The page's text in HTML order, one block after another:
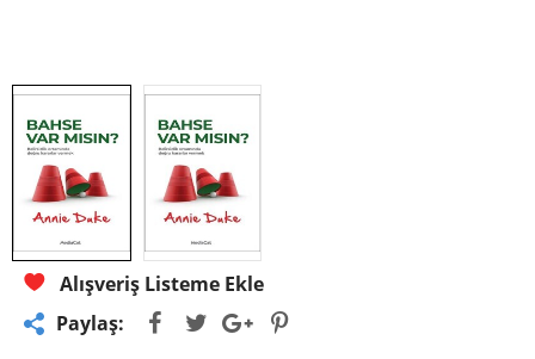
Alışveriş Listeme Ekle
Paylaş: